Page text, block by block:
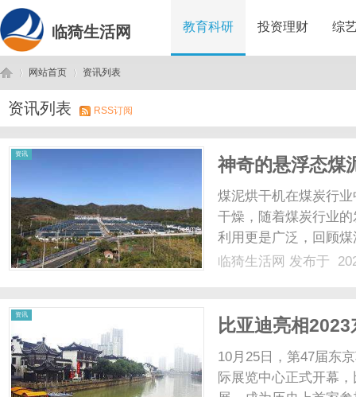
临猗生活网 教育科研 投资理财 综
临 ›
网站首页
›
资讯列表
资讯列表 RSS订阅
资讯
神奇的悬浮态煤
煤泥烘干机在煤炭行
干燥，随着煤炭行业
利用更是广泛，回顾
业中的使用量还是很
临猗生活网 发布于
资讯
比亚迪亮相
10月25日，第47届东
际展览中心正式开幕